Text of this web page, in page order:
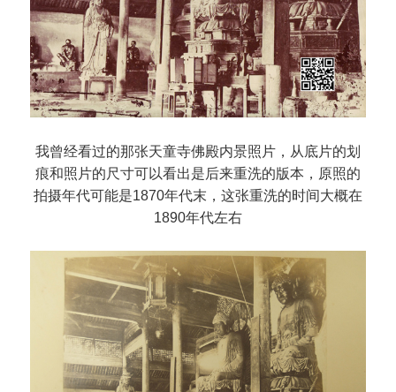
我曾经看过的那张天童寺佛殿内景照片，从底片的划
痕和照片的尺寸可以看出是后来重洗的版本，原照的
拍摄年代可能是1870年代末，这张重洗的时间大概在
1890年代左右